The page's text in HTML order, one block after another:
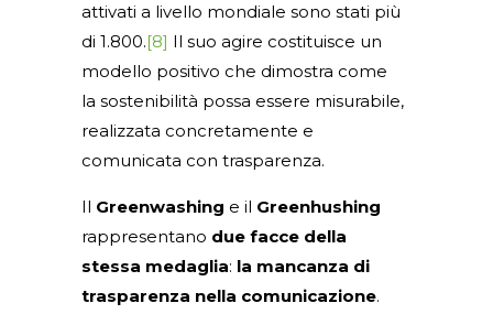
attivati a livello mondiale sono stati più
di 1.800.[8] Il suo agire costituisce un
modello positivo che dimostra come
la sostenibilità possa essere misurabile,
realizzata concretamente e
comunicata con trasparenza.
Il Greenwashing e il Greenhushing
rappresentano due facce della
stessa medaglia: la mancanza di
trasparenza nella comunicazione.